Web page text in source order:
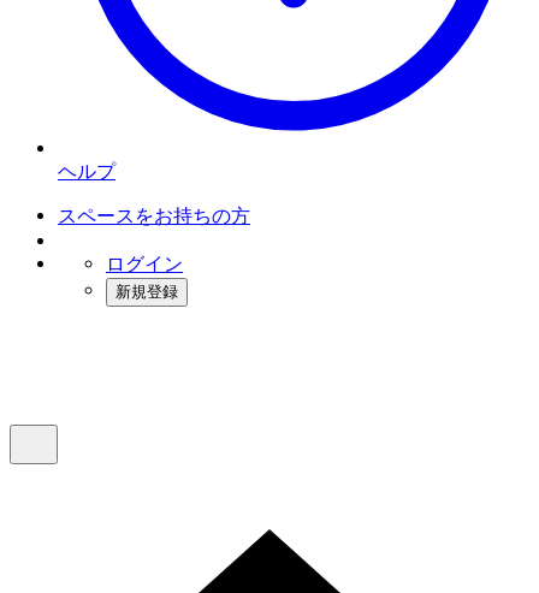
ヘルプ
スペースをお持ちの方
ログイン
新規登録